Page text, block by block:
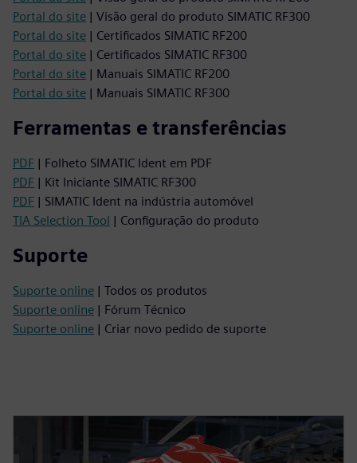
Portal do site | Visão geral do produto SIMATIC RF300
Portal do site | Certificados SIMATIC RF200
Portal do site | Certificados SIMATIC RF300
Portal do site | Manuais SIMATIC RF200
Portal do site | Manuais SIMATIC RF300
Ferramentas e transferências
PDF | Folheto SIMATIC Ident em PDF
PDF | Kit Iniciante SIMATIC RF300
PDF | SIMATIC Ident na indústria automóvel
TIA Selection Tool | Configuração do produto
Suporte
Suporte online | Todos os produtos
Suporte online | Fórum Técnico
Suporte online | Criar novo pedido de suporte